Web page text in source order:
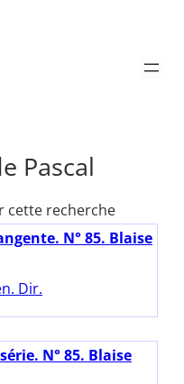
Pascal
recherche
N° 85. Blaise
Dir.
N° 85. Blaise